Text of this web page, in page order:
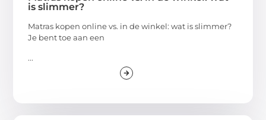
is slimmer?
Matras kopen online vs. in de winkel: wat is slimmer?
Je bent toe aan een
...